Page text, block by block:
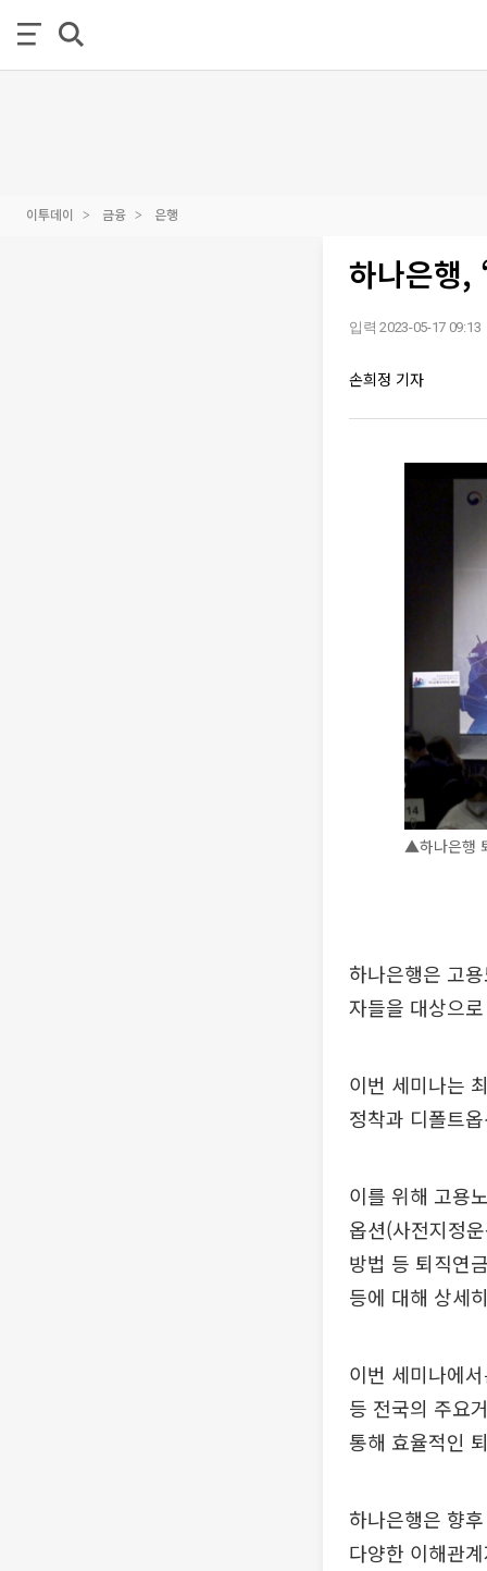
이투데이 금융 은행
하나은행,
입력 2023-05-17 09:13
손희정 기자
▲하나은행
하나은행은 고
자들을 대상으
이번 세미나는
정착과 디폴트
이를 위해 고용
옵션(사전지정
방법 등 퇴직연
등에 대해 상세
이번 세미나에
등 전국의 주요
통해 효율적인
하나은행은 향
다양한 이해관